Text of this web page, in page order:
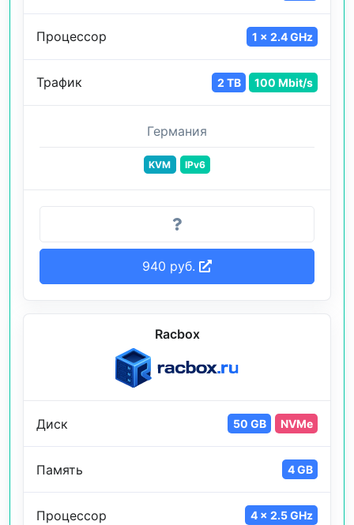
Процессор 1 x 2.4 GHz
Трафик 2 TB 100 Mbit/s
Германия
KVM IPv6
940 руб.
Racbox
Диск 50 GB NVMe
Память 4 GB
Процессор 4 x 2.5 GHz